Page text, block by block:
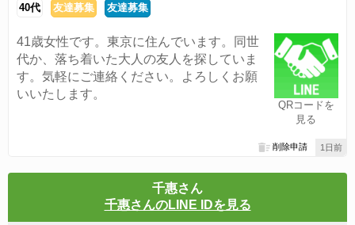
40代 友達募集 友達募集
QRコードを
見る
41歳女性です。東京に住んでいます。同世
代か、落ち着いた大人の友人を探していま
す。気軽にご連絡ください。よろしくお願
いいたします。
1日前
削除申請
千惠さん
千惠さんのLINE IDを見る